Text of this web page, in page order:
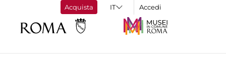
Acquista Accedi